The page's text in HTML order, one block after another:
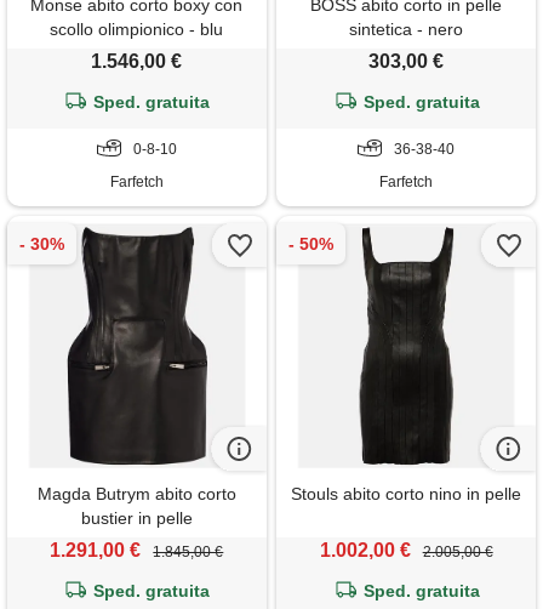
Monse abito corto boxy con
scollo olimpionico - blu
1.546,00 €
Sped. gratuita
0-8-10
Farfetch
BOSS abito corto in pelle
sintetica - nero
303,00 €
Sped. gratuita
36-38-40
Farfetch
Magda Butrym abito corto
bustier in pelle
1.291,00 € 1.845,00 €
Sped. gratuita
Stouls abito corto nino in pelle
1.002,00 € 2.005,00 €
Sped. gratuita